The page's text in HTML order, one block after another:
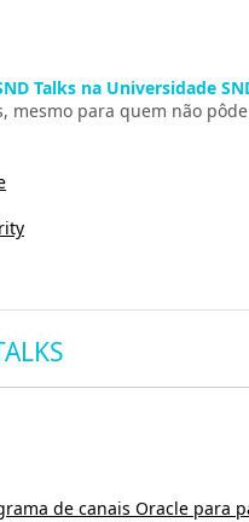
Talks na Universidade
mesmo para quem não
de canais Oracle para